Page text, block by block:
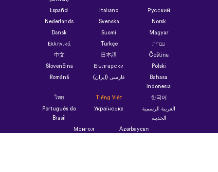
Español Italiano Русский
Nederlands Svenska Norsk
Dansk Suomi Magyar
Ελληνικά Türkçe עברית
中文 日本語 Čeština
Slovenčina Български Polski
Română فارسی (ایران)
Bahasa
Indonesia
ไทย Tiếng Việt 한국어
Português do
Brasil
Українська
العربية الرسمية
الحديثة
Монгол
Azərbaycan